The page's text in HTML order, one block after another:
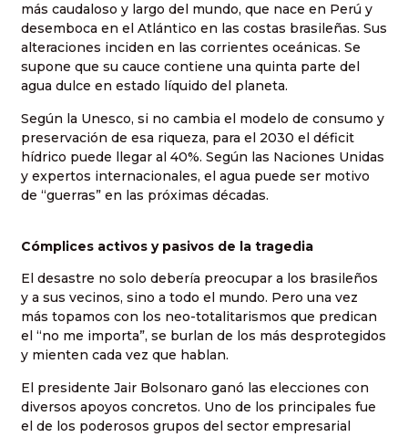
más caudaloso y largo del mundo, que nace en Perú y
desemboca en el Atlántico en las costas brasileñas. Sus
alteraciones inciden en las corrientes oceánicas. Se
supone que su cauce contiene una quinta parte del
agua dulce en estado líquido del planeta.
Según la Unesco, si no cambia el modelo de consumo y
preservación de esa riqueza, para el 2030 el déficit
hídrico puede llegar al 40%. Según las Naciones Unidas
y expertos internacionales, el agua puede ser motivo
de “guerras” en las próximas décadas.
Cómplices activos y pasivos de la tragedia
El desastre no solo debería preocupar a los brasileños
y a sus vecinos, sino a todo el mundo. Pero una vez
más topamos con los neo-totalitarismos que predican
el “no me importa”, se burlan de los más desprotegidos
y mienten cada vez que hablan.
El presidente Jair Bolsonaro ganó las elecciones con
diversos apoyos concretos. Uno de los principales fue
el de los poderosos grupos del sector empresarial